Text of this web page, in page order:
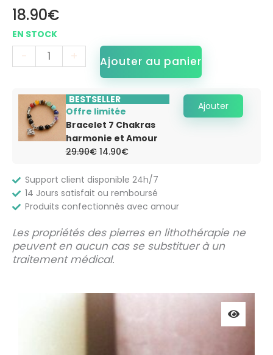
18.90€
- + Ajouter au panier
BESTSELLER
Offre limitée
Bracelet 7 Chakras
harmonie et Amour
29.90€ Le
prix
était :
29.90€.
14.90€Le
prix
est :
14.90€.
Ajouter
Support client disponible 24h/7
14 Jours satisfait ou remboursé
Produits confectionnés avec amour
Les propriétés des pierres en lithothérapie ne
peuvent en aucun cas se substituer à un
traitement médical.